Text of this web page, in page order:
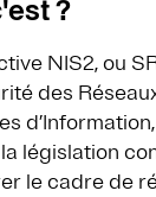
?
NIS2, ou
des
législation
le cadre de